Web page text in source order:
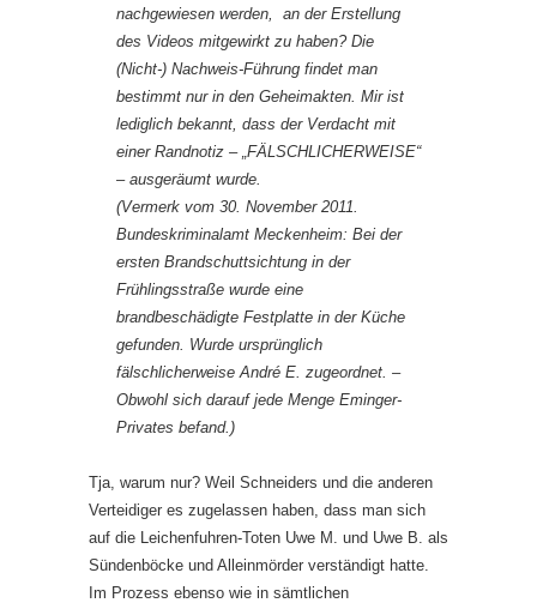
nachgewiesen werden, an der Erstellung
des Videos mitgewirkt zu haben? Die
(Nicht-) Nachweis-Führung findet man
bestimmt nur in den Geheimakten. Mir ist
lediglich bekannt, dass der Verdacht mit
einer Randnotiz – „FÄLSCHLICHERWEISE“
– ausgeräumt wurde.
(Vermerk vom 30. November 2011.
Bundeskriminalamt Meckenheim: Bei der
ersten Brandschuttsichtung in der
Frühlingsstraße wurde eine
brandbeschädigte Festplatte in der Küche
gefunden. Wurde ursprünglich
fälschlicherweise André E. zugeordnet. –
Obwohl sich darauf jede Menge Eminger-
Privates befand.)
Tja, warum nur? Weil Schneiders und die anderen
Verteidiger es zugelassen haben, dass man sich
auf die Leichenfuhren-Toten Uwe M. und Uwe B. als
Sündenböcke und Alleinmörder verständigt hatte.
Im Prozess ebenso wie in sämtlichen